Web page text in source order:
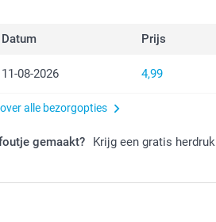
Datum Prijs
11-08-2026 4,99
alle bezorgopties
gemaakt? Krijg een gratis herdruk